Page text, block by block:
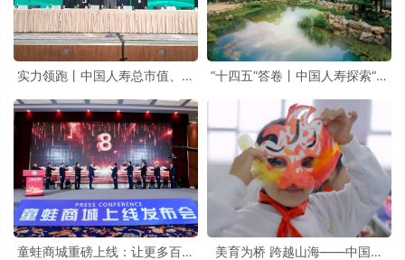
实力领跑丨中国人寿总市值、寿
寿险公司首位
“十四五”答卷丨中国人寿探索“保
童蛙商城重磅上线：让更多百姓
美育为桥 跨越山海——中国人